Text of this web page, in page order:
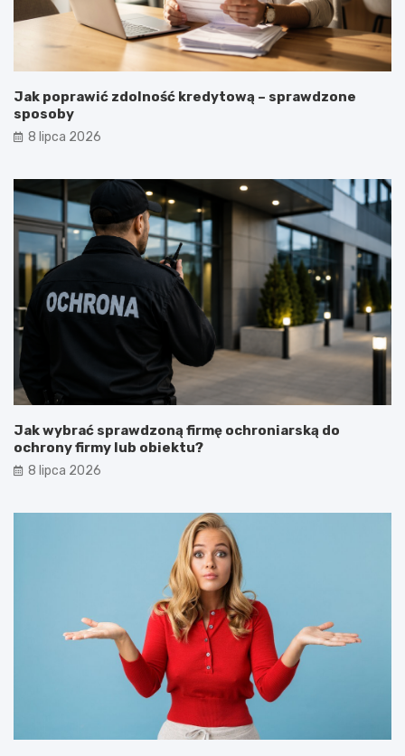
Jak poprawić zdolność kredytową – sprawdzone
sposoby
8 lipca 2026
Jak wybrać sprawdzoną firmę ochroniarską do
ochrony firmy lub obiektu?
8 lipca 2026